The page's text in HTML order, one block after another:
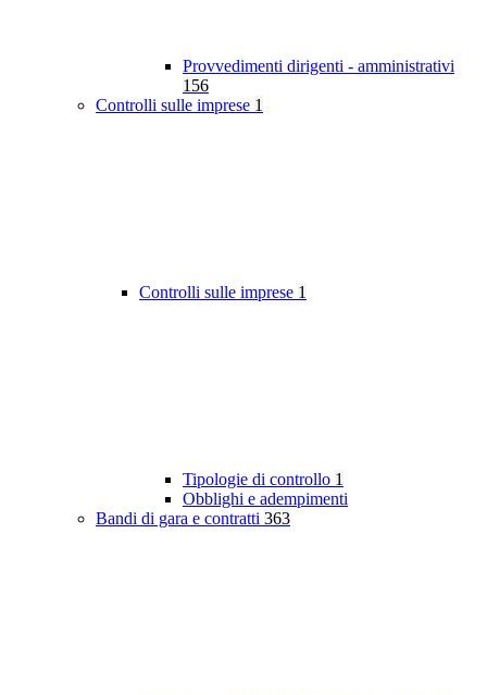
Provvedimenti dirigenti - amministrativi
156
Controlli sulle imprese 1
Controlli sulle imprese 1
Tipologie di controllo 1
Obblighi e adempimenti
Bandi di gara e contratti 363